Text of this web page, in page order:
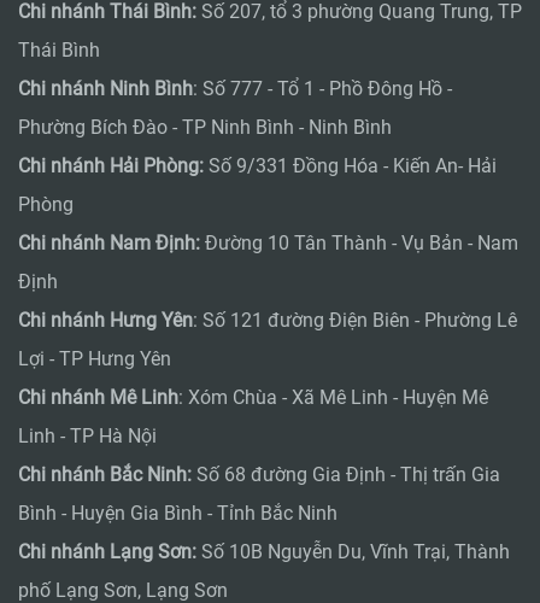
Chi nhánh Thái Bình: Số 207, tổ 3 phường Quang Trung, TP
Thái Bình
Chi nhánh Ninh Bình: Số 777 - Tổ 1 - Phồ Đông Hồ -
Phường Bích Đào - TP Ninh Bình - Ninh Bình
Chi nhánh Hải Phòng: Số 9/331 Đồng Hóa - Kiến An- Hải
Phòng
Chi nhánh Nam Định: Đường 10 Tân Thành - Vụ Bản - Nam
Định
Chi nhánh Hưng Yên: Số 121 đường Điện Biên - Phường Lê
Lợi - TP Hưng Yên
Chi nhánh Mê Linh: Xóm Chùa - Xã Mê Linh - Huyện Mê
Linh - TP Hà Nội
Chi nhánh Bắc Ninh: Số 68 đường Gia Định - Thị trấn Gia
Bình - Huyện Gia Bình - Tỉnh Bắc Ninh
Chi nhánh Lạng Sơn: Số 10B Nguyễn Du, Vĩnh Trại, Thành
phố Lạng Sơn, Lạng Sơn